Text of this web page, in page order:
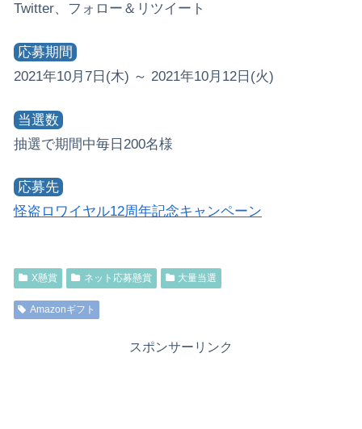
Twitter、フォロー＆リツイート
応募期間
2021年10月7日(木) ～ 2021年10月12日(火)
当選数
抽選で期間中毎日200名様
応募先
怪盗ロワイヤル12周年記念キャンペーン
X懸賞 ネット応募懸賞 大量当選
Amazonギフト
スポンサーリンク